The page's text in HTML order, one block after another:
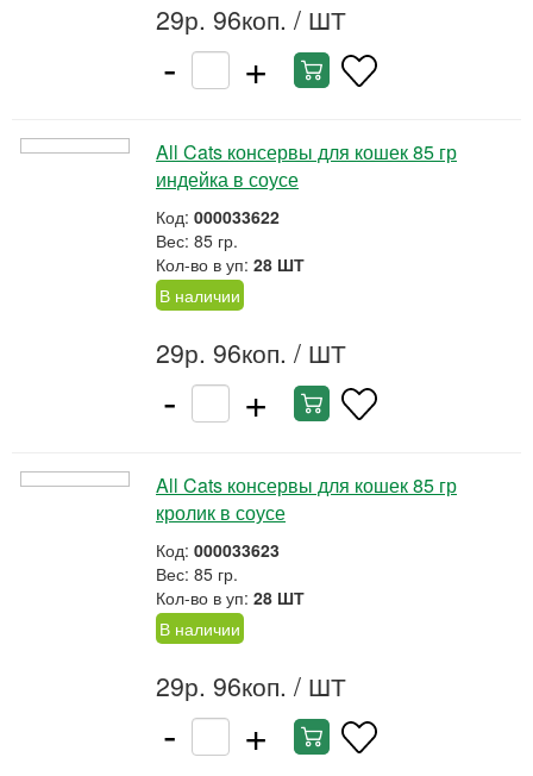
29р. 96коп. / ШТ
- +
All Cats консервы для кошек 85 гр
индейка в соусе
Код: 000033622
Вес: 85 гр.
Кол-во в уп: 28 ШТ
В наличии
29р. 96коп. / ШТ
- +
All Cats консервы для кошек 85 гр
кролик в соусе
Код: 000033623
Вес: 85 гр.
Кол-во в уп: 28 ШТ
В наличии
29р. 96коп. / ШТ
- +